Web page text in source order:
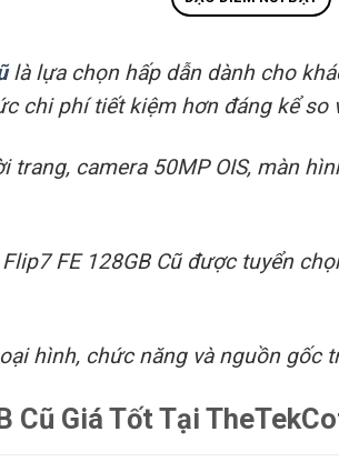
là lựa chọn hấp dẫn dành cho
chi phí tiết kiệm hơn đáng kể so
camera 50MP OIS, màn
Flip7 FE 128GB Cũ được tuyển
hình, chức năng và nguồn gốc
Cũ Giá Tốt Tại